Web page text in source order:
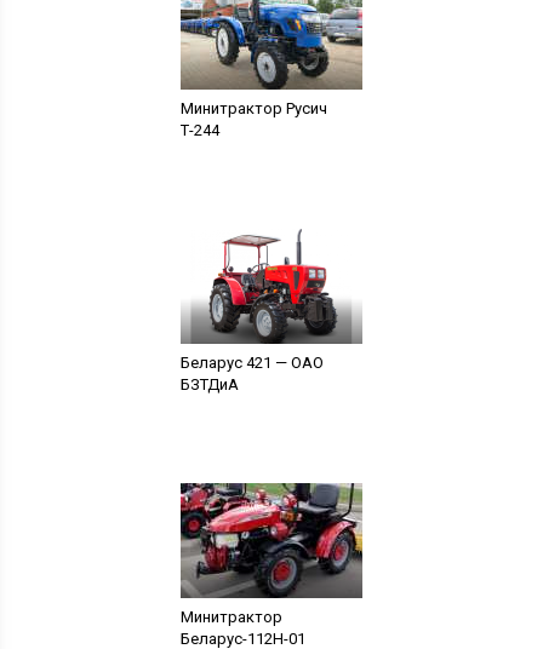
Минитрактор Русич
Т-244
Беларус 421 — ОАО
БЗТДиА
Минитрактор
Беларус-112Н-01